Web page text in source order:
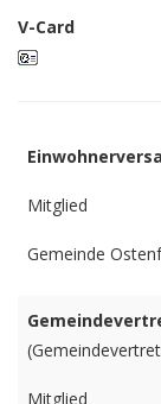
V-Card
Mitglied
Gemeinde
Mitglied